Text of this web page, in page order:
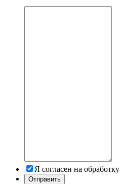
Я согласен на обработку